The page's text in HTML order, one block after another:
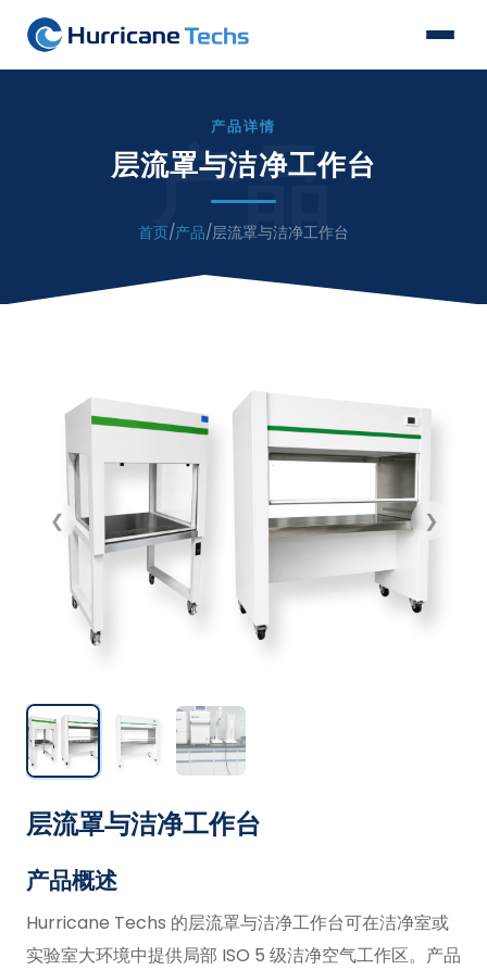
产品
产品详情
层流罩与洁净工作台
首页/产品/层流罩与洁净工作台
❮ ❯
层流罩与洁净工作台
产品概述
Hurricane Techs 的层流罩与洁净工作台可在洁净室或
实验室大环境中提供局部 ISO 5 级洁净空气工作区。产品